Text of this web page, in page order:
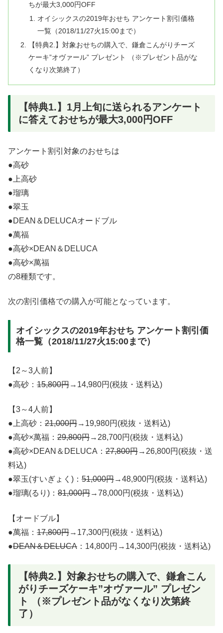
ちが最大3,000円OFF
オイシックスの2019年おせち アンケート割引価格
一覧（2018/11/27火15:00まで）
【特典2.】対象おせちの購入で、鎌倉こんがりチーズ
ケーキ”オヴァール” プレゼント （※プレゼント品がな
くなり次第終了）
【特典1.】1月上旬に送られるアンケート
に答えておせちが最大3,000円OFF
アンケート割引対象のおせちは
●高砂
●上高砂
●瑠璃
●翠玉
●DEAN＆DELUCAオードブル
●萬福
●高砂×DEAN＆DELUCA
●高砂×萬福
の8種類です。
次の割引価格での購入が可能となっています。
オイシックスの2019年おせち アンケート割引価
格一覧（2018/11/27火15:00まで）
【2～3人前】
●高砂： 15,800円→14,980円(税抜・送料込)
【3～4人前】
●上高砂： 21,000円→19,980円(税抜・送料込)
●高砂×萬福： 29,800円→28,700円(税抜・送料込)
●高砂×DEAN＆DELUCA： 27,800円→26,800円(税抜・送
料込)
●翠玉(すいぎょく)： 51,000円→48,900円(税抜・送料込)
●瑠璃(るり)： 81,000円→78,000円(税抜・送料込)
【オードブル】
●萬福： 17,800円→17,300円(税抜・送料込)
●DEAN＆DELUCA ：14,800円→14,300円(税抜・送料込)
【特典2.】対象おせちの購入で、鎌倉こん
がりチーズケーキ”オヴァール” プレゼン
ト （※プレゼント品がなくなり次第終
了）